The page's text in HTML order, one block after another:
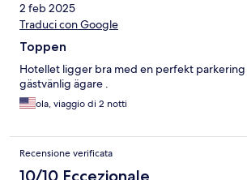
2 feb 2025
Traduci con Google
Toppen
Hotellet ligger bra med en perfekt
gästvänlig ägare .
ola, viaggio di 2 notti
Recensione verificata